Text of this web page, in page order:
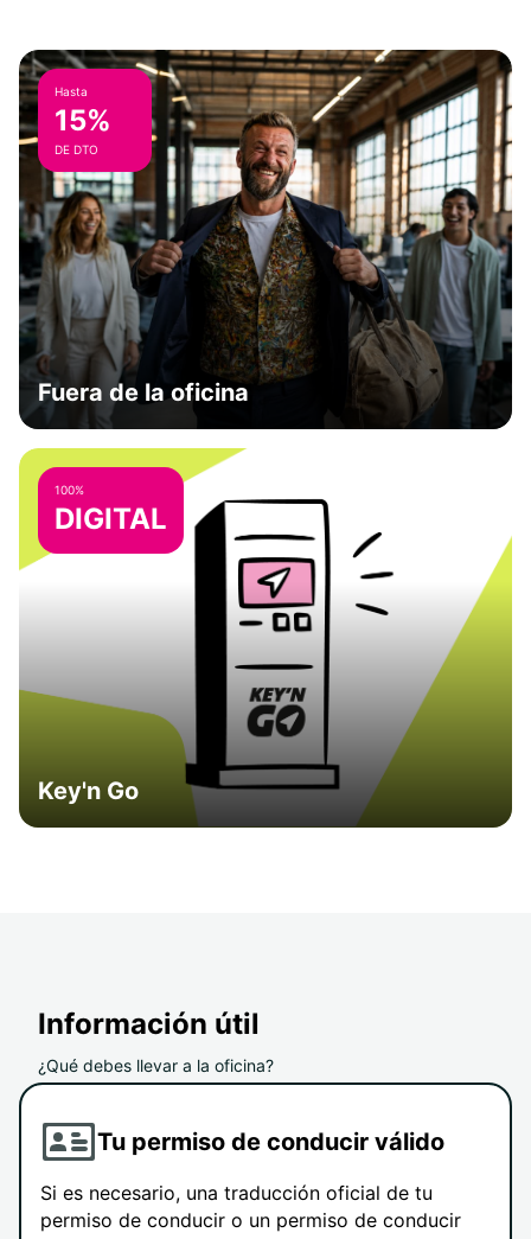
Hasta
15%
DE DTO
Fuera de la oficina
100%
DIGITAL
Key'n Go
Información útil
¿Qué debes llevar a la oficina?
Tu permiso de conducir válido
Si es necesario, una traducción oficial de tu
permiso de conducir o un permiso de conducir